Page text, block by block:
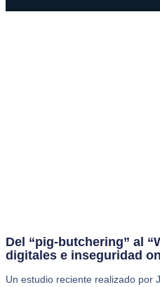
Del “pig-butchering” al
digitales e inseguridad
Un estudio reciente realizado por